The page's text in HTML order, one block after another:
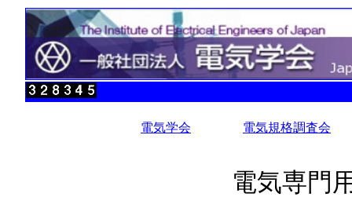
電気学会 電気規格調査会
電気専門